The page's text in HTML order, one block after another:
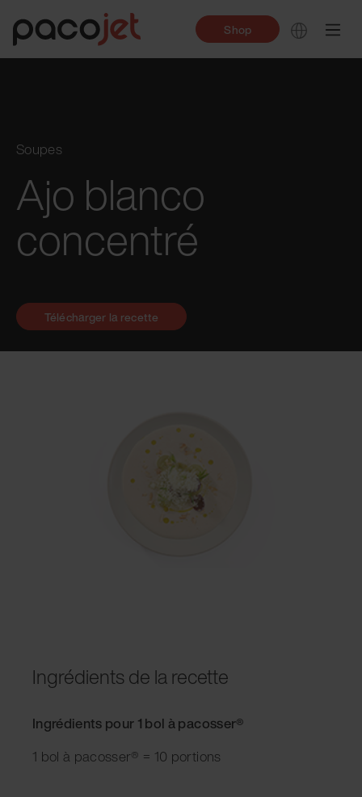
Shop
Soupes
Ajo blanco
concentré
Ingrédients de la recette
Ingrédients pour 1 bol à pacosser®
1 bol à pacosser® = 10 portions
Télécharger la recette